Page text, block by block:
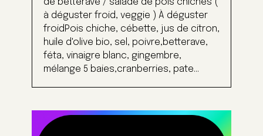
de betterave / salade de pois chiches (
à déguster froid, veggie ) À déguster
froidPois chiche, cébette, jus de citron,
huile d'olive bio, sel, poivre,betterave,
féta, vinaigre blanc, gingembre,
mélange 5 baies,cranberries, pate...